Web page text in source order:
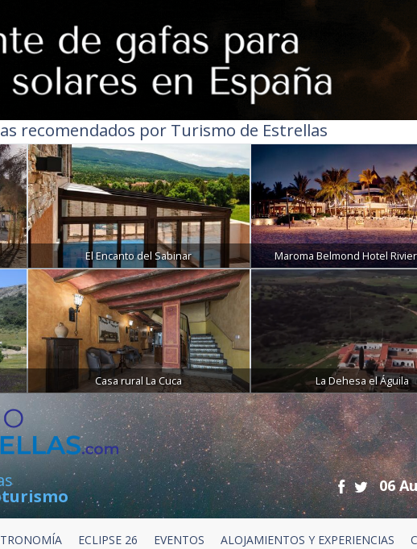
recomendados por Turismo de Estrellas
El Encanto del Sabinar Maroma Belmond Hotel
Casa rural La Cuca La Dehesa el Águila
06
ECLIPSE 26 EVENTOS ALOJAMIENTOS Y EXPERIENCIAS